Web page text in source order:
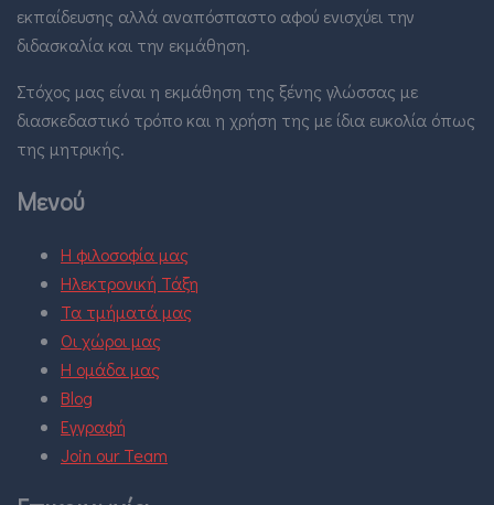
εκπαίδευσης αλλά αναπόσπαστο αφού ενισχύει την
διδασκαλία και την εκμάθηση.
Στόχος μας είναι η εκμάθηση της ξένης γλώσσας με
διασκεδαστικό τρόπο και η χρήση της με ίδια ευκολία όπως
της μητρικής.
Μενού
Η φιλοσοφία μας
Ηλεκτρονική Τάξη
Τα τμήματά μας
Οι χώροι μας
Η ομάδα μας
Blog
Εγγραφή
Join our Team